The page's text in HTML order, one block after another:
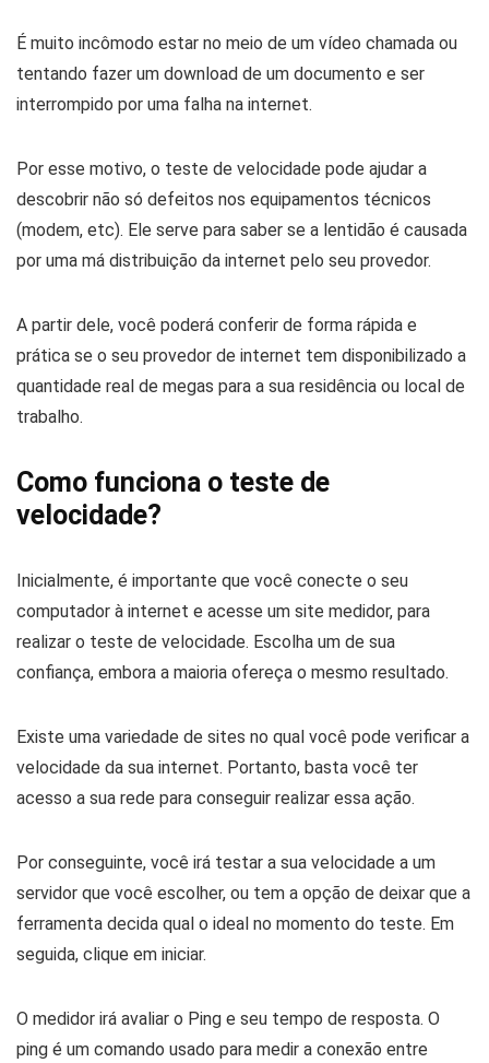
É muito incômodo estar no meio de um vídeo chamada ou
tentando fazer um download de um documento e ser
interrompido por uma falha na internet.
Por esse motivo, o teste de velocidade pode ajudar a
descobrir não só defeitos nos equipamentos técnicos
(modem, etc). Ele serve para saber se a lentidão é causada
por uma má distribuição da internet pelo seu provedor.
A partir dele, você poderá conferir de forma rápida e
prática se o seu provedor de internet tem disponibilizado a
quantidade real de megas para a sua residência ou local de
trabalho.
Como funciona o teste de
velocidade?
Inicialmente, é importante que você conecte o seu
computador à internet e acesse um site medidor, para
realizar o teste de velocidade. Escolha um de sua
confiança, embora a maioria ofereça o mesmo resultado.
Existe uma variedade de sites no qual você pode verificar a
velocidade da sua internet. Portanto, basta você ter
acesso a sua rede para conseguir realizar essa ação.
Por conseguinte, você irá testar a sua velocidade a um
servidor que você escolher, ou tem a opção de deixar que a
ferramenta decida qual o ideal no momento do teste. Em
seguida, clique em iniciar.
O medidor irá avaliar o Ping e seu tempo de resposta. O
ping é um comando usado para medir a conexão entre